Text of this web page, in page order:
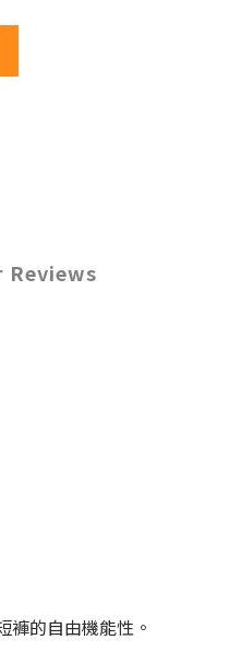
Reviews
的自由機能性。